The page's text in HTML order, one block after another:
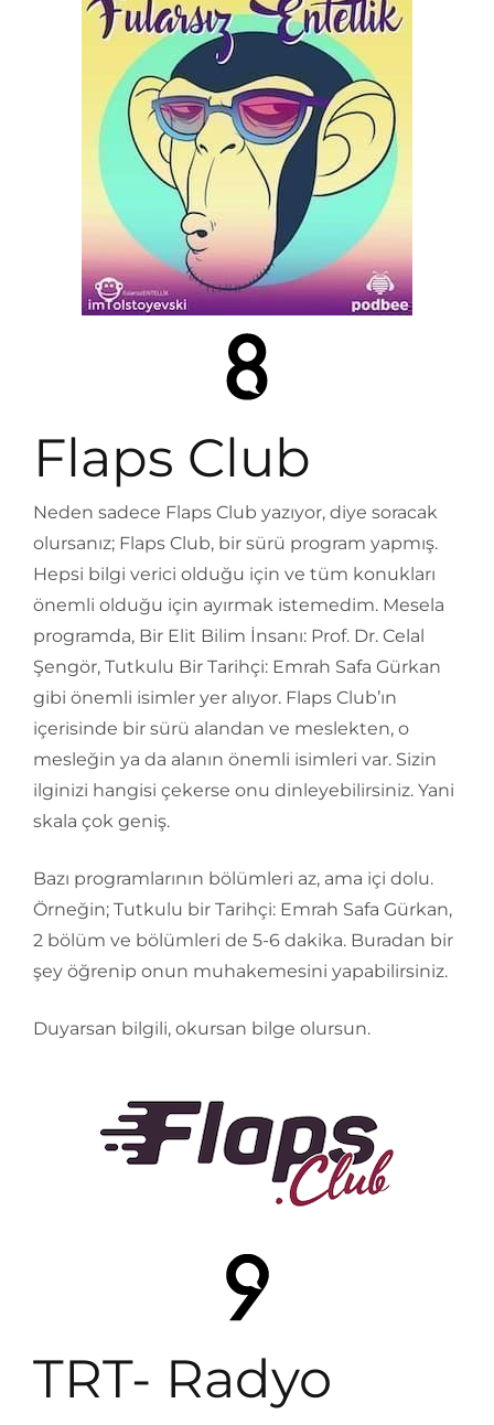
Flaps Club
Neden sadece Flaps Club yazıyor, diye soracak
olursanız; Flaps Club, bir sürü program yapmış.
Hepsi bilgi verici olduğu için ve tüm konukları
önemli olduğu için ayırmak istemedim. Mesela
programda, Bir Elit Bilim İnsanı: Prof. Dr. Celal
Şengör, Tutkulu Bir Tarihçi: Emrah Safa Gürkan
gibi önemli isimler yer alıyor. Flaps Club’ın
içerisinde bir sürü alandan ve meslekten, o
mesleğin ya da alanın önemli isimleri var. Sizin
ilginizi hangisi çekerse onu dinleyebilirsiniz. Yani
skala çok geniş.
Bazı programlarının bölümleri az, ama içi dolu.
Örneğin; Tutkulu bir Tarihçi: Emrah Safa Gürkan,
2 bölüm ve bölümleri de 5-6 dakika. Buradan bir
şey öğrenip onun muhakemesini yapabilirsiniz.
Duyarsan bilgili, okursan bilge olursun.
TRT- Radyo